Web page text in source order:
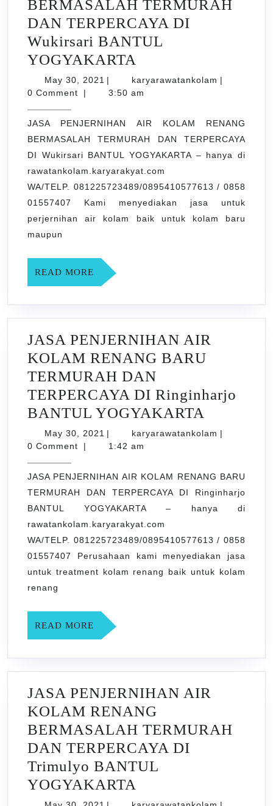
BERMASALAH TERMURAH
DAN TERPERCAYA DI
Wukirsari BANTUL
YOGYAKARTA
PENJERNIHAN
AIR
RENANG
BERMASALAH
TERMURAH
DAN
TERPERCAYA
DI
May 30, 2021 May
30,
| karyarawatankolam |
0 Comment
| 3:50 am
JASA PENJERNIHAN AIR KOLAM RENANG
BERMASALAH TERMURAH DAN TERPERCAYA
DI Wukirsari BANTUL YOGYAKARTA – hanya di
rawatankolam.karyarakyat.com
WA/TELP. 081225723489/0895410577613 / 0858
01557407 Kami menyediakan jasa untuk
perjernihan air kolam baik untuk kolam baru
maupun
READ MORE READ
MORE
JASA PENJERNIHAN AIR
KOLAM RENANG BARU
TERMURAH DAN
TERPERCAYA DI Ringinharjo
BANTUL YOGYAKARTA
RENANG
BARU
DAN
DI
May 30, 2021 May
30,
| karyarawatankolam |
0 Comment
| 1:42 am
JASA PENJERNIHAN AIR KOLAM RENANG BARU
TERMURAH DAN TERPERCAYA DI Ringinharjo
BANTUL YOGYAKARTA – hanya di
rawatankolam.karyarakyat.com
WA/TELP. 081225723489/0895410577613 / 0858
01557407 Perusahaan kami menyediakan jasa
untuk treatment kolam renang baik untuk kolam
renang
READ MORE READ
MORE
JASA PENJERNIHAN AIR
KOLAM RENANG
BERMASALAH TERMURAH
DAN TERPERCAYA DI
Trimulyo BANTUL
YOGYAKARTA
PENJERNIHAN